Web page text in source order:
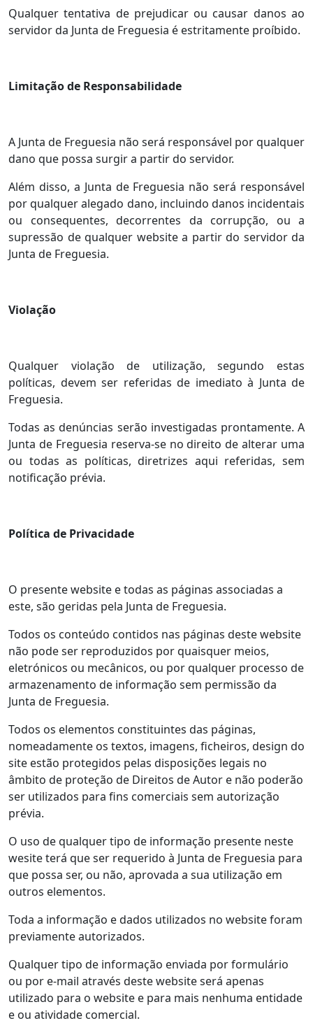
Qualquer tentativa de prejudicar ou causar danos ao
servidor da Junta de Freguesia é estritamente proíbido.
Limitação de Responsabilidade
A Junta de Freguesia não será responsável por qualquer
dano que possa surgir a partir do servidor.
Além disso, a Junta de Freguesia não será responsável
por qualquer alegado dano, incluindo danos incidentais
ou consequentes, decorrentes da corrupção, ou a
supressão de qualquer website a partir do servidor da
Junta de Freguesia.
Violação
Qualquer violação de utilização, segundo estas
políticas, devem ser referidas de imediato à Junta de
Freguesia.
Todas as denúncias serão investigadas prontamente. A
Junta de Freguesia reserva-se no direito de alterar uma
ou todas as políticas, diretrizes aqui referidas, sem
notificação prévia.
Política de Privacidade
O presente website e todas as páginas associadas a
este, são geridas pela Junta de Freguesia.
Todos os conteúdo contidos nas páginas deste website
não pode ser reproduzidos por quaisquer meios,
eletrónicos ou mecânicos, ou por qualquer processo de
armazenamento de informação sem permissão da
Junta de Freguesia.
Todos os elementos constituintes das páginas,
nomeadamente os textos, imagens, ficheiros, design do
site estão protegidos pelas disposições legais no
âmbito de proteção de Direitos de Autor e não poderão
ser utilizados para fins comerciais sem autorização
prévia.
O uso de qualquer tipo de informação presente neste
wesite terá que ser requerido à Junta de Freguesia para
que possa ser, ou não, aprovada a sua utilização em
outros elementos.
Toda a informação e dados utilizados no website foram
previamente autorizados.
Qualquer tipo de informação enviada por formulário
ou por e-mail através deste website será apenas
utilizado para o website e para mais nenhuma entidade
e ou atividade comercial.